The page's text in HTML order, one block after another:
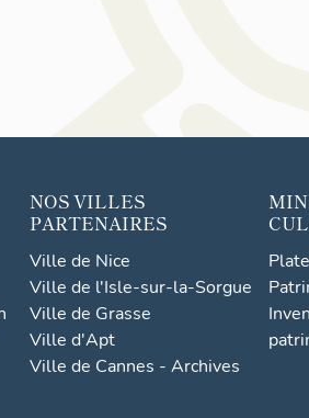
NOS VILLES
PARTENAIRES
Ville de Nice
Ville de l'Isle-sur-la-Sorgue
Ville de Grasse
Ville d'Apt
Ville de Cannes - Archives